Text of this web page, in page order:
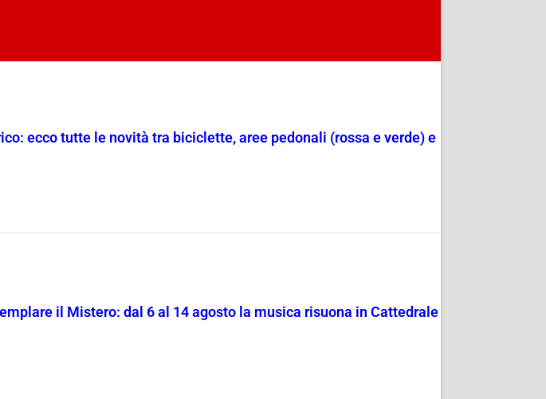
ecco tutte le novità tra biciclette, aree pedonali (rossa e verde) e
il Mistero: dal 6 al 14 agosto la musica risuona in Cattedrale